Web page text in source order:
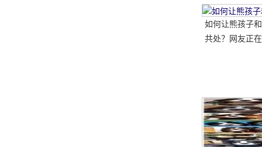
如何让熊孩子
共处？网友正